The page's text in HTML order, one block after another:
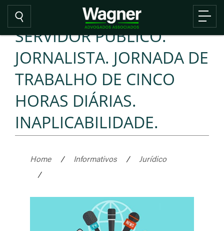
SERVIDOR PÚBLICO.
JORNALISTA. JORNADA DE
TRABALHO DE CINCO
HORAS DIÁRIAS.
INAPLICABILIDADE.
Home / Informativos /
Jurídico
/